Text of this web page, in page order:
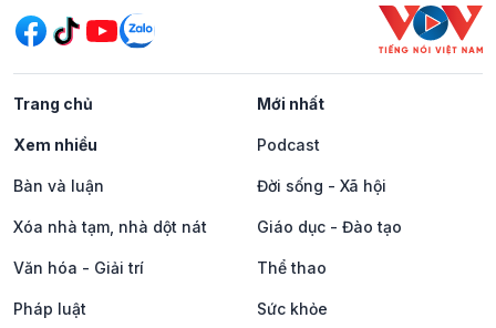
Trang chủ Mới nhất
Xem nhiều Podcast
Bàn và luận Đời sống - Xã hội
Xóa nhà tạm, nhà dột nát Giáo dục - Đào tạo
Văn hóa - Giải trí Thể thao
Pháp luật Sức khỏe